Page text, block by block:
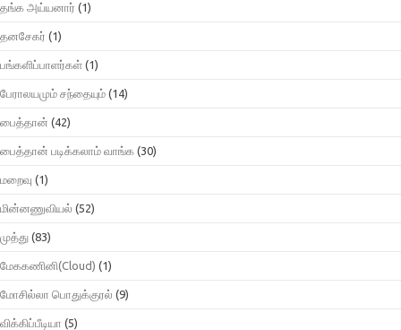
தங்க அய்யனார் (1)
தனசேகர் (1)
பங்களிப்பாளர்கள் (1)
பேராலயமும் சந்தையும் (14)
பைத்தான் (42)
பைத்தான் படிக்கலாம் வாங்க (30)
மறைவு (1)
மின்னணுவியல் (52)
முத்து (83)
மேககணினி(Cloud) (1)
மோசில்லா பொதுக்குரல் (9)
விக்கிப்பீடியா (5)